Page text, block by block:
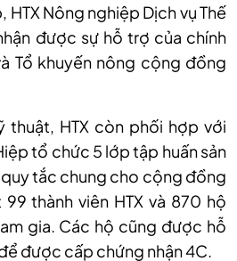
HTX Nông nghiệp Dịch vụ Thế
được sự hỗ trợ của chính
Tổ khuyến nông cộng đồng
thuật, HTX còn phối hợp với
tổ chức 5 lớp tập huấn sản
tắc chung cho cộng đồng
thành viên HTX và 870 hộ
gia. Các hộ cũng được hỗ
được cấp chứng nhận 4C.